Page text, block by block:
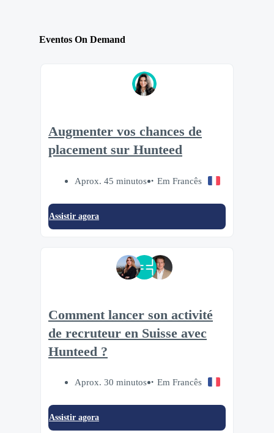
Eventos On Demand
Augmenter vos chances de
placement sur Hunteed
Aprox. 45 minutos Em Francês
Assistir agora
Comment lancer son activité
de recruteur en Suisse avec
Hunteed ?
Aprox. 30 minutos Em Francês
Assistir agora